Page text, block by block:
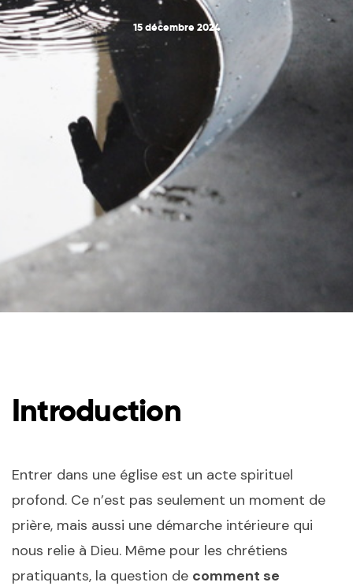
15 décembre 2024
POSTED BY
JEAN-CHRISTOPHER
Introduction
Entrer dans une église est un acte spirituel
profond. Ce n’est pas seulement un moment de
prière, mais aussi une démarche intérieure qui
nous relie à Dieu. Même pour les chrétiens
pratiquants, la question de comment se